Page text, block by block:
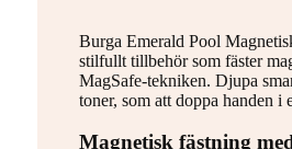
Burga Emerald Pool
stilfullt tillbehör som fäster
MagSafe-tekniken. Djupa
toner, som att doppa handen
Magnetisk fästning